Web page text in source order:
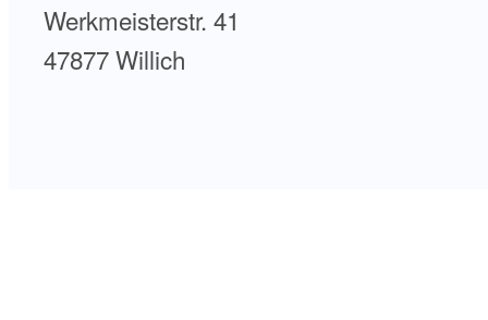
Werkmeisterstr. 41
47877 Willich